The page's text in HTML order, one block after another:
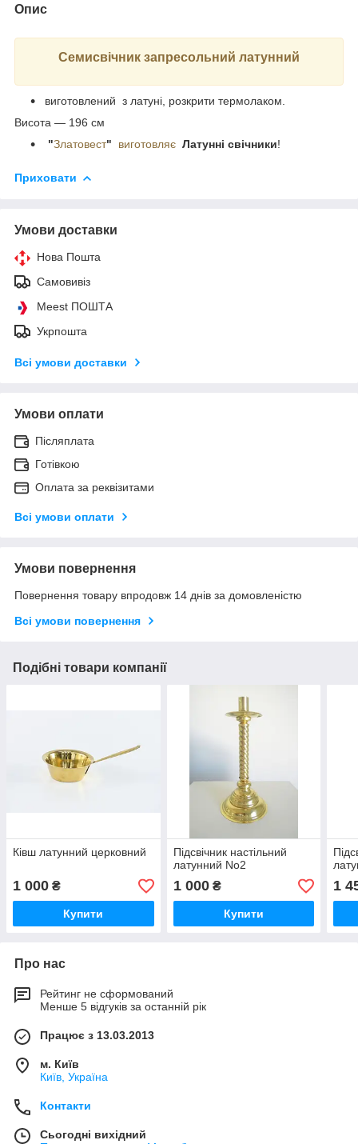
Опис
Семисвічник запресольний латунний
виготовлений з латуні, розкрити термолаком.
Висота — 196 см
"Златовест" виготовляє Латунні свічники!
Приховати
Умови доставки
Нова Пошта
Самовивіз
Meest ПОШТА
Укрпошта
Всі умови доставки
Умови оплати
Післяплата
Готівкою
Оплата за реквізитами
Всі умови оплати
Умови повернення
Повернення товару впродовж 14 днів за домовленістю
Всі умови повернення
Подібні товари компанії
Ківш латунний церковний
1 000 ₴
Купити
Підсвічник настільний
латунний No2
1 000₴
Купити
1
Про нас
Рейтинг не сформований
Менше 5 відгуків за останній рік
Працює з 13.03.2013
м. Київ
Київ, Україна
Контакти
Сьогодні вихідний